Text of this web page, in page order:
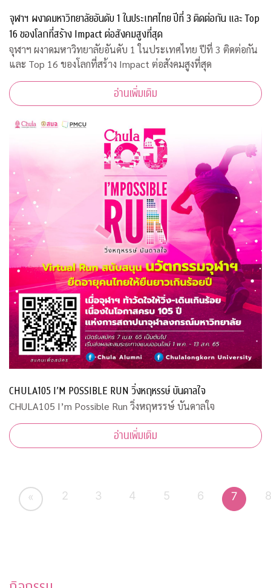
จุฬาฯ ผงาดมหาวิทยาลัยอันดับ 1 ในประเทศไทย ปีที่ 3 ติดต่อกัน และ Top
16 ของโลกที่สร้าง Impact ต่อสังคมสูงที่สุด
จุฬาฯ ผงาดมหาวิทยาลัยอันดับ 1 ในประเทศไทย ปีที่ 3 ติดต่อกัน
และ Top 16 ของโลกที่สร้าง Impact ต่อสังคมสูงที่สุด
อ่านเพิ่มเติม
CHULA105 I’M POSSIBLE RUN วิ่งหฤหรรษ์ บันดาลใจ
CHULA105 I’m Possible Run วิ่งหฤหรรษ์ บันดาลใจ
อ่านเพิ่มเติม
« 2 3 4 5 6 7 8